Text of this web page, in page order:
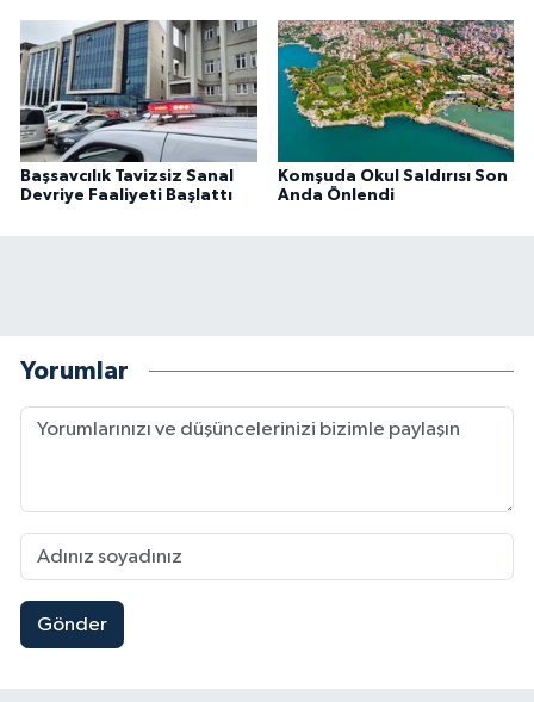
Başsavcılık Tavizsiz Sanal
Devriye Faaliyeti Başlattı
Komşuda Okul Saldırısı Son
Anda Önlendi
Yorumlar
Gönder